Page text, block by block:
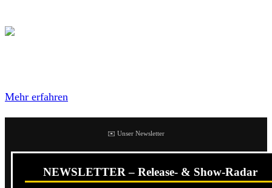
Mehr erfahren
✉️ Unser Newsletter
NEWSLETTER – Release- & Show-Radar